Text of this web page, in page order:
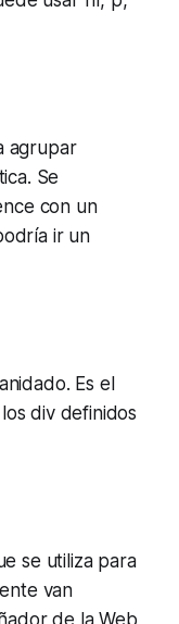
agrupar
Se
con un
ir un
Es el
losdivdefinidos
se utiliza para
van